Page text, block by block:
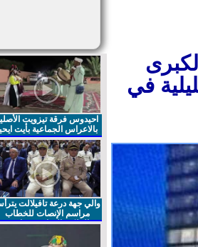
في
احيدوس فرقة تيزويت الأصلية
بالاعراس الجماعية بأيت ايحيا
والي جهة درعة تافيلالت يترأس
مراسم الإنصات للخطاب
الملكي السامي بمناسبة